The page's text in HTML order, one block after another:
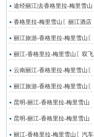
途经丽江|去香格里拉-梅里雪山
香格里拉-梅里雪山〖丽江酒店
丽江旅游-香格里拉-梅里雪山〖
丽江-香格里拉-梅里雪山〖双飞
云南丽江-香格里拉-梅里雪山〖
丽江旅游-香格里拉-梅里雪山〖
昆明-丽江-香格里拉-梅里雪山
昆明-丽江-香格里拉-梅里雪山
丽江-香格里拉-梅里雪山〖汽车